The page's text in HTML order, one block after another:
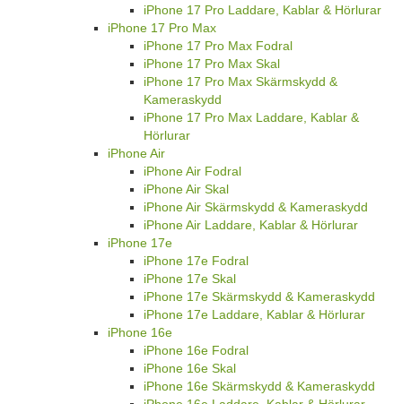
iPhone 17 Pro Laddare, Kablar & Hörlurar
iPhone 17 Pro Max
iPhone 17 Pro Max Fodral
iPhone 17 Pro Max Skal
iPhone 17 Pro Max Skärmskydd &
Kameraskydd
iPhone 17 Pro Max Laddare, Kablar &
Hörlurar
iPhone Air
iPhone Air Fodral
iPhone Air Skal
iPhone Air Skärmskydd & Kameraskydd
iPhone Air Laddare, Kablar & Hörlurar
iPhone 17e
iPhone 17e Fodral
iPhone 17e Skal
iPhone 17e Skärmskydd & Kameraskydd
iPhone 17e Laddare, Kablar & Hörlurar
iPhone 16e
iPhone 16e Fodral
iPhone 16e Skal
iPhone 16e Skärmskydd & Kameraskydd